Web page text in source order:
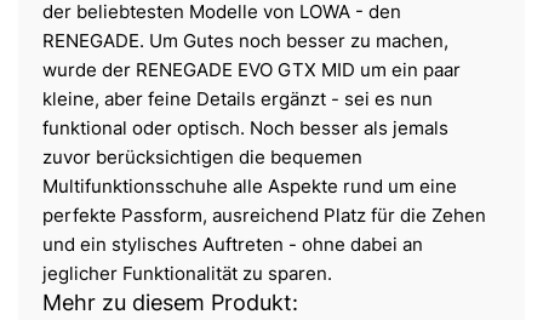
der beliebtesten Modelle von LOWA - den
RENEGADE. Um Gutes noch besser zu machen,
wurde der RENEGADE EVO GTX MID um ein paar
kleine, aber feine Details ergänzt - sei es nun
funktional oder optisch. Noch besser als jemals
zuvor berücksichtigen die bequemen
Multifunktionsschuhe alle Aspekte rund um eine
perfekte Passform, ausreichend Platz für die Zehen
und ein stylisches Auftreten - ohne dabei an
jeglicher Funktionalität zu sparen.
Mehr zu diesem Produkt: